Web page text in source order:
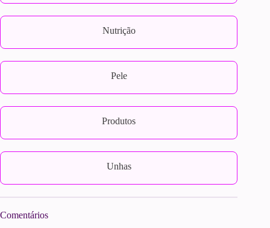
Nutrição
Pele
Produtos
Unhas
Comentários